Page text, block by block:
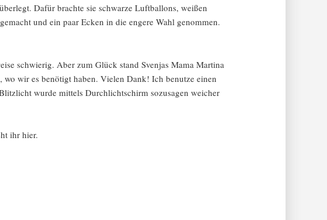
Dafür brachte sie schwarze Luftballons, weißen
und ein paar Ecken in die engere Wahl genommen.
schwierig. Aber zum Glück stand Svenjas Mama Martina
wir es benötigt haben. Vielen Dank! Ich benutze einen
wurde mittels Durchlichtschirm sozusagen weicher
ihr hier.